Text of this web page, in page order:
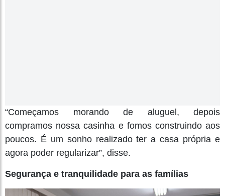
“Começamos morando de aluguel, depois
compramos nossa casinha e fomos construindo aos
poucos. É um sonho realizado ter a casa própria e
agora poder regularizar”, disse.
Segurança e tranquilidade para as famílias